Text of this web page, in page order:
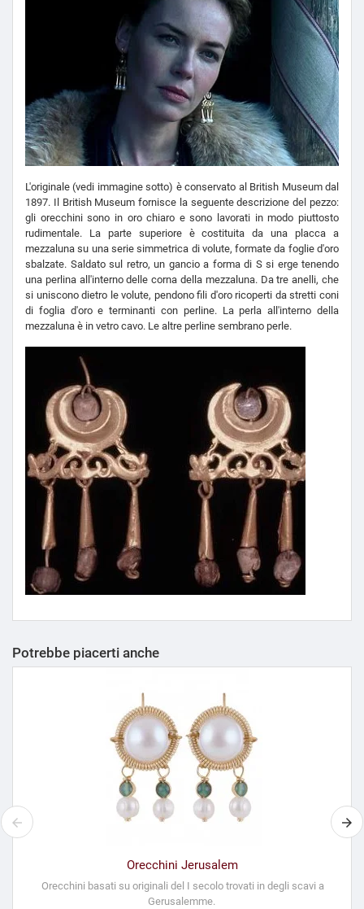
L'originale (vedi immagine sotto) è conservato al British Museum dal
1897. Il British Museum fornisce la seguente descrizione del pezzo:
gli orecchini sono in oro chiaro e sono lavorati in modo piuttosto
rudimentale. La parte superiore è costituita da una placca a
mezzaluna su una serie simmetrica di volute, formate da foglie d'oro
sbalzate. Saldato sul retro, un gancio a forma di S si erge tenendo
una perlina all'interno delle corna della mezzaluna. Da tre anelli, che
si uniscono dietro le volute, pendono fili d'oro ricoperti da stretti coni
di foglia d'oro e terminanti con perline. La perla all'interno della
mezzaluna è in vetro cavo. Le altre perline sembrano perle.
Potrebbe piacerti anche
Orecchini Jerusalem
Orecchini basati su originali del I secolo trovati in degli scavi a
Gerusalemme.